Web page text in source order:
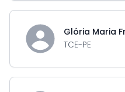
Glória Maria
TCE-PE